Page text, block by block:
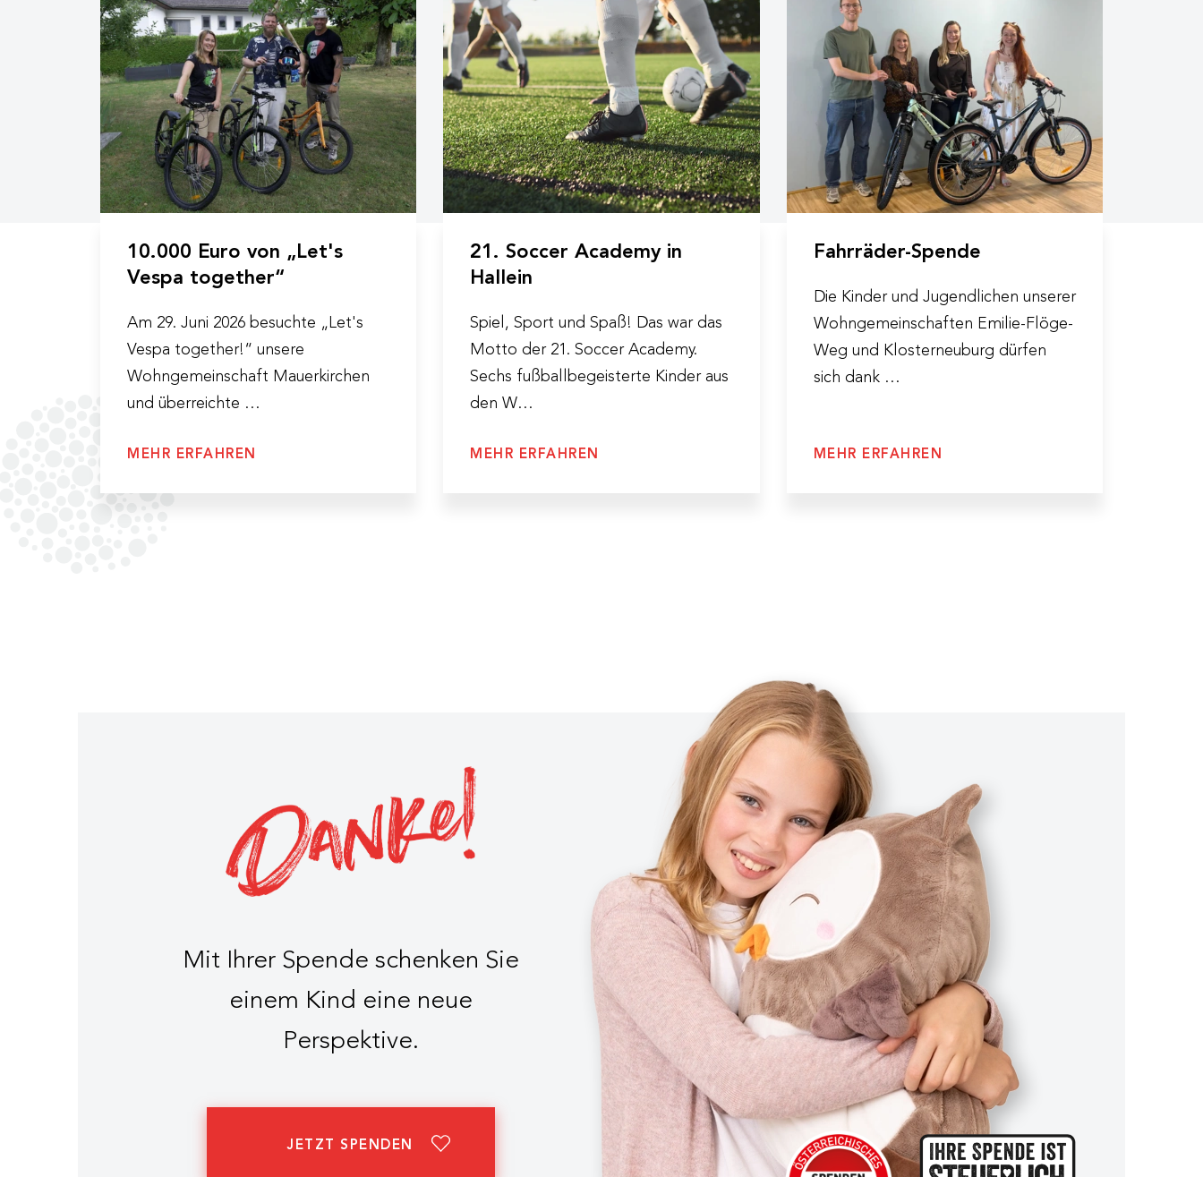
10.000 Euro von „Let's
Vespa together“
Am 29. Juni 2026 besuchte „Let's
Vespa together!“ unsere
Wohngemeinschaft Mauerkirchen
und überreichte …
MEHR ERFAHREN
21. Soccer Academy in
Hallein
Spiel, Sport und Spaß! Das war das
Motto der 21. Soccer Academy.
Sechs fußballbegeisterte Kinder aus
den W…
MEHR ERFAHREN
Fahrräder-Spende
Die Kinder und Jugendlichen unserer
Wohngemeinschaften Emilie-Flöge-
Weg und Klosterneuburg dürfen
sich dank …
MEHR ERFAHREN
Mit Ihrer Spende schenken Sie
einem Kind eine neue
Perspektive.
JETZT SPENDEN